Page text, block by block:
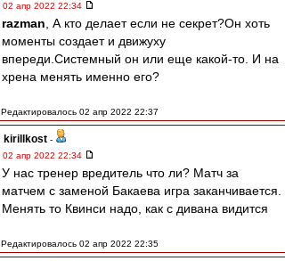
02 апр 2022 22:34
razman , А кто делает если не секрет?Он хоть
моменты создает и движуху
впереди.Системный он или еще какой-то. И на
хрена менять именно его?
Редактировалось 02 апр 2022 22:37
kirillkost -
02 апр 2022 22:34
У нас тренер вредитель что ли? Матч за
матчем с заменой Бакаева игра заканчивается.
Менять то Квинси надо, как с дивана видится
Редактировалось 02 апр 2022 22:35